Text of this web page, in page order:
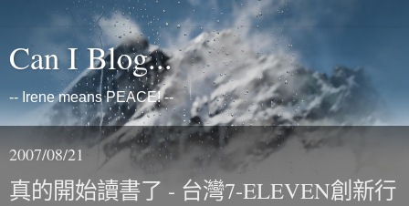
Can I Blog...
-- Irene means PEACE! --
2007/08/21
真的開始讀書了 - 台灣7-ELEVEN創新行